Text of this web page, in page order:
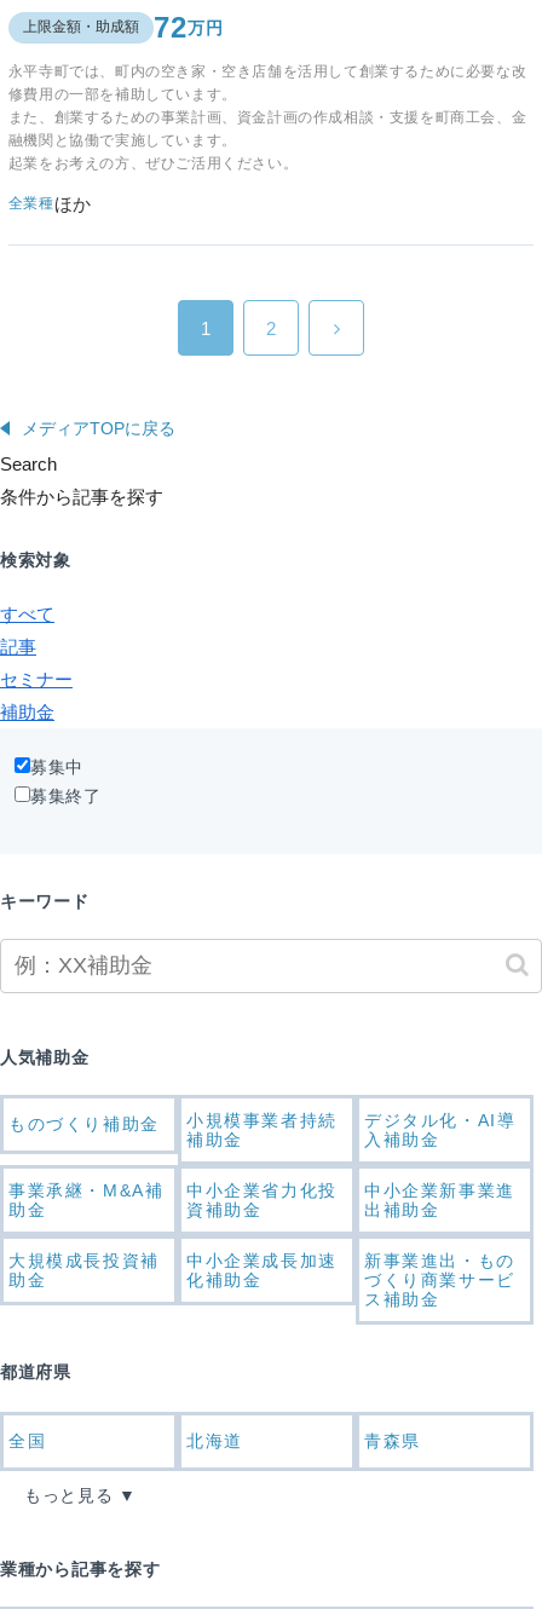
上限金額・助成額 72万円
永平寺町では、町内の空き家・空き店舗を活用して創業するために必要な改
修費用の一部を補助しています。
また、創業するための事業計画、資金計画の作成相談・支援を町商工会、金
融機関と協働で実施しています。
起業をお考えの方、ぜひご活用ください。
全業種ほか
1 2
メディアTOPに戻る
Search
条件から記事を探す
検索対象
すべて
記事
セミナー
補助金
募集中
募集終了
キーワード
人気補助金
ものづくり補助金
小規模事業者持続
補助金
デジタル化・AI導
入補助金
事業承継・M&A補
助金
中小企業省力化投
資補助金
中小企業新事業進
出補助金
大規模成長投資補
助金
中小企業成長加速
化補助金
新事業進出・もの
づくり商業サービ
ス補助金
都道府県
全国 北海道 青森県
もっと見る
業種から記事を探す